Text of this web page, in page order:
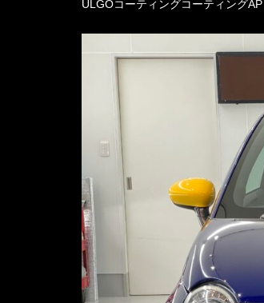
ULGOコーティングコーティングAP